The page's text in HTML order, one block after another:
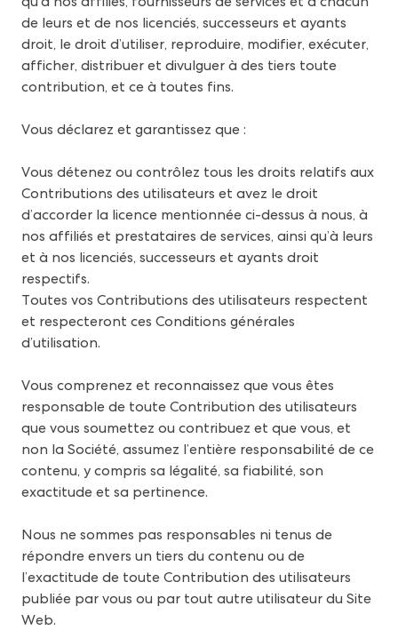
de leurs et de nos licenciés, successeurs et ayants
droit, le droit d’utiliser, reproduire, modifier, exécuter,
afficher, distribuer et divulguer à des tiers toute
contribution, et ce à toutes fins.
Vous déclarez et garantissez que :
Vous détenez ou contrôlez tous les droits relatifs aux
Contributions des utilisateurs et avez le droit
d’accorder la licence mentionnée ci-dessus à nous, à
nos affiliés et prestataires de services, ainsi qu’à leurs
et à nos licenciés, successeurs et ayants droit
respectifs.
Toutes vos Contributions des utilisateurs respectent
et respecteront ces Conditions générales
d’utilisation.
Vous comprenez et reconnaissez que vous êtes
responsable de toute Contribution des utilisateurs
que vous soumettez ou contribuez et que vous, et
non la Société, assumez l’entière responsabilité de ce
contenu, y compris sa légalité, sa fiabilité, son
exactitude et sa pertinence.
Nous ne sommes pas responsables ni tenus de
répondre envers un tiers du contenu ou de
l’exactitude de toute Contribution des utilisateurs
publiée par vous ou par tout autre utilisateur du Site
Web.